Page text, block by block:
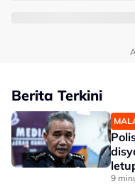
Berita Terkini
9